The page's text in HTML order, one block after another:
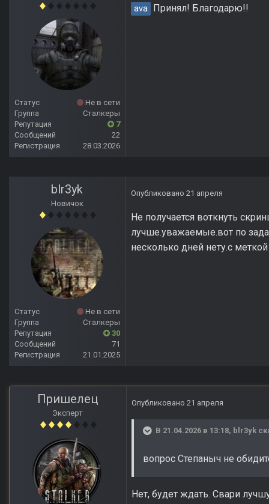
Статус
Не в сети
Группа
Сталкеры
Репутация
7
Сообщений
22
Регистрация
28.03.2026
ava Принял! Благодарю!!
blr3yk
Новичок
Статус
Не в сети
Группа
Сталкеры
Репутация
30
Сообщений
71
Регистрация
21.01.2025
Опубликовано 21 апреля
Не получается воткнуть
лучше.уважаемые.вот по
несколько дней нету.с
Пришелец
Эксперт
Опубликовано 21 апреля
В 21.04.2026 в 13:18, blr3yk
вопрос Степаныч не
Нет, будет ждать. Свари